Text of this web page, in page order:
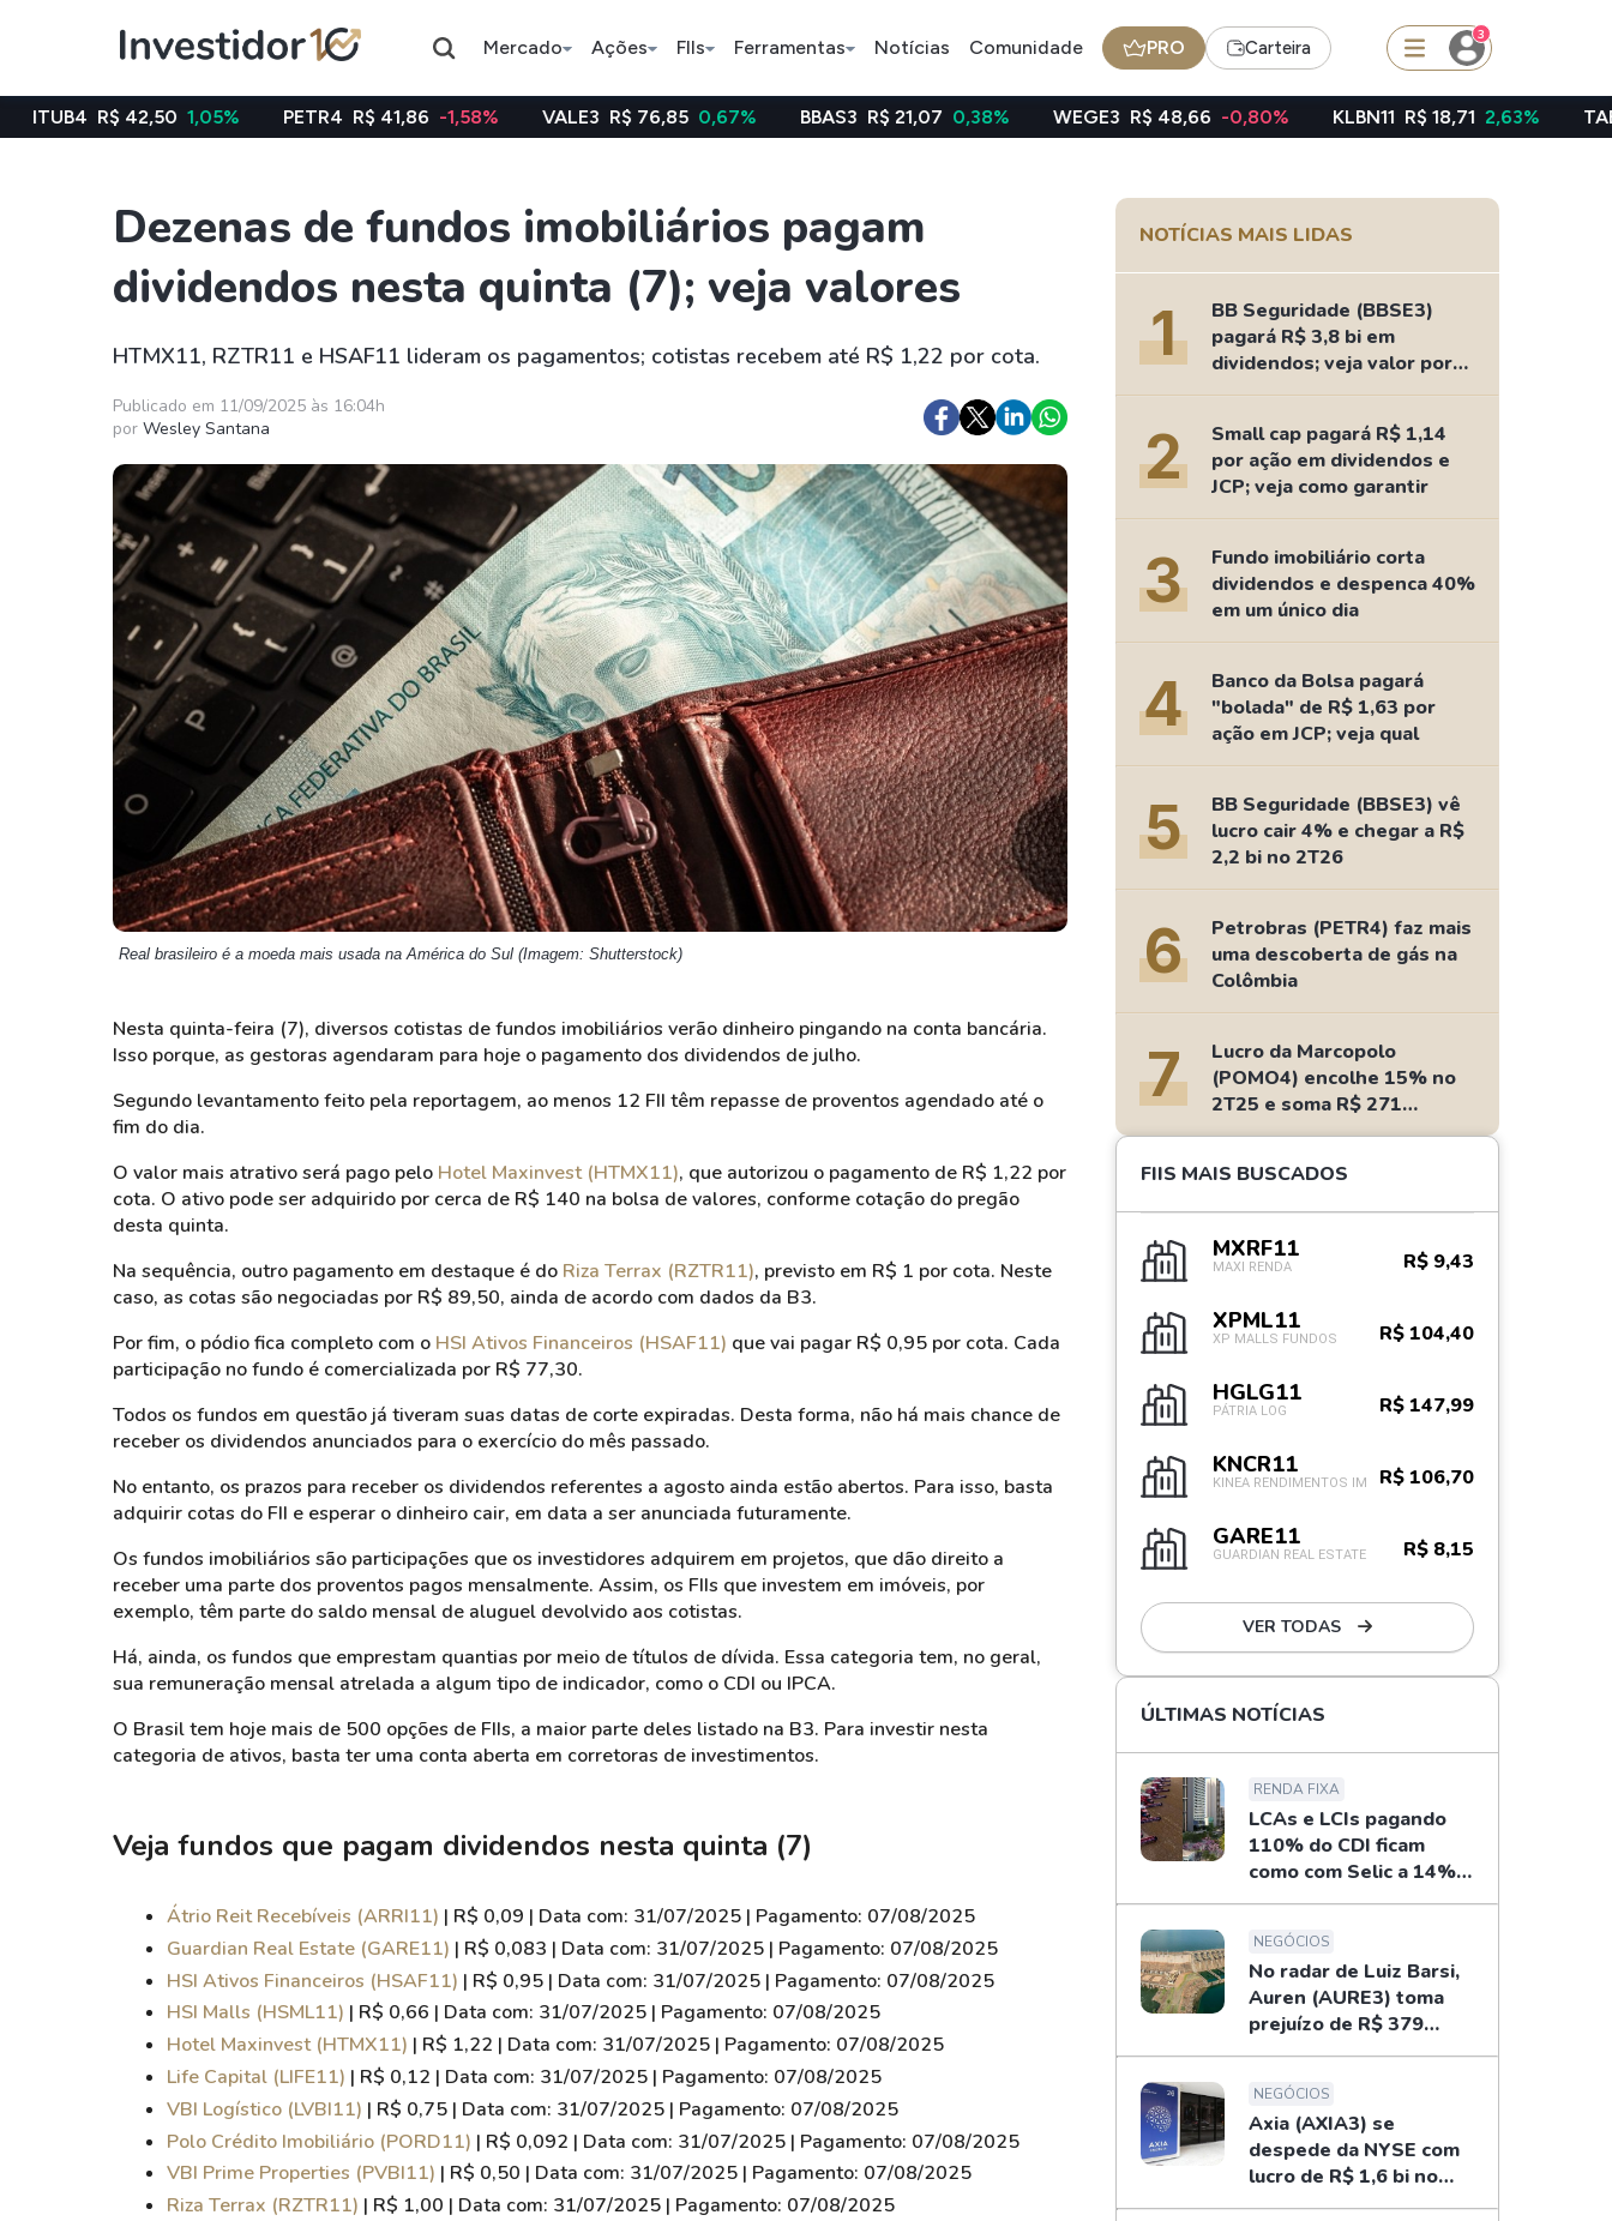
Mercado Ações FIIs Ferramentas Notícias Comunidade PRO Carteira
3
Assuntos do momento
Índice
Ibovespa
Commodity
Petróleo
Índice
Selic
Ação
BB Seguridade SpaceX
Taesa
Itausa
Ambev
Weg
Klabin
Petrobrás
Ver todos
RECR11
HGLG11
XPLG11
KNRI11
KNCR11
Ver todos
IVVB11
SMAL11
HASH11
GOLD11
XINA11
Ver todos
Apple
Amazon
Google
Meta
Coca-Cola
Ver todos
Criptomoedas
Bitcoin
Ethereum
Binance Coin - BNB
Dogecoin
Solana
Cardano
Ver todos
Ideias
Agenda de Dividendos
Radar do Dividendo Inteligente
As Ações Mais Buscadas
Guia do Iniciante
1,05% PETR4 R$ 41,86 -1,58% VALE3 R$ 76,85 0,67% BBAS3 R$ 21,07 0,38% WEGE3 R$ 48,66 -0,80% KLBN11 R$ 18,71 2,63% TAEE11 R$ 40,06
Dezenas de fundos imobiliários pagam
dividendos nesta quinta (7); veja valores
HTMX11, RZTR11 e HSAF11 lideram os pagamentos; cotistas recebem até R$ 1,22 por cota.
Publicado em 11/09/2025 às 16:04h
por Wesley Santana
Real brasileiro é a moeda mais usada na América do Sul (Imagem: Shutterstock)
Nesta quinta-feira (7), diversos cotistas de fundos imobiliários verão dinheiro pingando na conta bancária.
Isso porque, as gestoras agendaram para hoje o pagamento dos dividendos de julho.
Segundo levantamento feito pela reportagem, ao menos 12 FII têm repasse de proventos agendado até o
fim do dia.
O valor mais atrativo será pago pelo Hotel Maxinvest (HTMX11), que autorizou o pagamento de R$ 1,22 por
cota. O ativo pode ser adquirido por cerca de R$ 140 na bolsa de valores, conforme cotação do pregão
desta quinta.
Na sequência, outro pagamento em destaque é do Riza Terrax (RZTR11), previsto em R$ 1 por cota. Neste
caso, as cotas são negociadas por R$ 89,50, ainda de acordo com dados da B3.
Por fim, o pódio fica completo com o HSI Ativos Financeiros (HSAF11) que vai pagar R$ 0,95 por cota. Cada
participação no fundo é comercializada por R$ 77,30.
Todos os fundos em questão já tiveram suas datas de corte expiradas. Desta forma, não há mais chance de
receber os dividendos anunciados para o exercício do mês passado.
No entanto, os prazos para receber os dividendos referentes a agosto ainda estão abertos. Para isso, basta
adquirir cotas do FII e esperar o dinheiro cair, em data a ser anunciada futuramente.
Os fundos imobiliários são participações que os investidores adquirem em projetos, que dão direito a
receber uma parte dos proventos pagos mensalmente. Assim, os FIIs que investem em imóveis, por
exemplo, têm parte do saldo mensal de aluguel devolvido aos cotistas.
Há, ainda, os fundos que emprestam quantias por meio de títulos de dívida. Essa categoria tem, no geral,
sua remuneração mensal atrelada a algum tipo de indicador, como o CDI ou IPCA.
O Brasil tem hoje mais de 500 opções de FIIs, a maior parte deles listado na B3. Para investir nesta
categoria de ativos, basta ter uma conta aberta em corretoras de investimentos.
Veja fundos que pagam dividendos nesta quinta (7)
Átrio Reit Recebíveis (ARRI11) | R$ 0,09 | Data com: 31/07/2025 | Pagamento: 07/08/2025
Guardian Real Estate (GARE11) | R$ 0,083 | Data com: 31/07/2025 | Pagamento: 07/08/2025
HSI Ativos Financeiros (HSAF11) | R$ 0,95 | Data com: 31/07/2025 | Pagamento: 07/08/2025
HSI Malls (HSML11) | R$ 0,66 | Data com: 31/07/2025 | Pagamento: 07/08/2025
Hotel Maxinvest (HTMX11) | R$ 1,22 | Data com: 31/07/2025 | Pagamento: 07/08/2025
Life Capital (LIFE11) | R$ 0,12 | Data com: 31/07/2025 | Pagamento: 07/08/2025
VBI Logístico (LVBI11) | R$ 0,75 | Data com: 31/07/2025 | Pagamento: 07/08/2025
Polo Crédito Imobiliário (PORD11) | R$ 0,092 | Data com: 31/07/2025 | Pagamento: 07/08/2025
VBI Prime Properties (PVBI11) | R$ 0,50 | Data com: 31/07/2025 | Pagamento: 07/08/2025
Riza Terrax (RZTR11) | R$ 1,00 | Data com: 31/07/2025 | Pagamento: 07/08/2025
NOTÍCIAS MAIS LIDAS
1
BB Seguridade (BBSE3)
pagará R$ 3,8 bi em
dividendos; veja valor por
ação
2
Small cap pagará R$ 1,14
por ação em dividendos e
JCP; veja como garantir
3
Fundo imobiliário corta
dividendos e despenca 40%
em um único dia
4
Banco da Bolsa pagará
"bolada" de R$ 1,63 por
ação em JCP; veja qual
5
BB Seguridade (BBSE3) vê
lucro cair 4% e chegar a R$
2,2 bi no 2T26
6
Petrobras (PETR4) faz mais
uma descoberta de gás na
Colômbia
7
Lucro da Marcopolo
(POMO4) encolhe 15% no
2T25 e soma R$ 271
milhões
FIIS MAIS BUSCADOS
MXRF11
MAXI RENDA R$ 9,43
XPML11
XP MALLS FUNDOS R$ 104,40
HGLG11
PÁTRIA LOG R$ 147,99
KNCR11
KINEA RENDIMENTOS IM R$ 106,70
GARE11
GUARDIAN REAL ESTATE R$ 8,15
VER TODAS
ÚLTIMAS NOTÍCIAS
RENDA FIXA
LCAs e LCIs pagando
110% do CDI ficam
como com Selic a 14%
ao ano? Fizemos as
NEGÓCIOS
No radar de Luiz Barsi,
Auren (AURE3) toma
prejuízo de R$ 379
milhões no 2T26
NEGÓCIOS
Axia (AXIA3) se
despede da NYSE com
lucro de R$ 1,6 bi no
2T26; entenda